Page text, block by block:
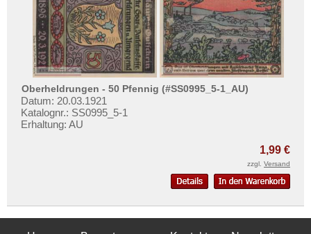
Oberheldrungen - 50 Pfennig (#SS0995_5-1_AU)
Datum: 20.03.1921
Katalognr.: SS0995_5-1
Erhaltung: AU
1,99 €
zzgl. Versand